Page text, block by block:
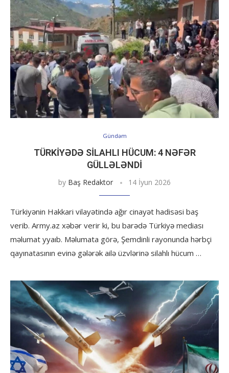
Gündəm
TÜRKIYƏDƏ SILAHLI HÜCUM: 4 NƏFƏR
GÜLLƏLƏNDI
by Baş Redaktor 14 İyun 2026
Türkiyənin Hakkari vilayətində ağır cinayət hadisəsi baş
verib. Army.az xəbər verir ki, bu barədə Türkiyə mediası
məlumat yyaıb. Məlumata görə, Şemdinli rayonunda hərbçi
qayınatasının evinə gələrək ailə üzvlərinə silahlı hücum …